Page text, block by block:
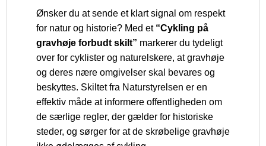
Ønsker du at sende et klart signal om respekt
for natur og historie? Med et “Cykling på
gravhøje forbudt skilt” markerer du tydeligt
over for cyklister og naturelskere, at gravhøje
og deres nære omgivelser skal bevares og
beskyttes. Skiltet fra Naturstyrelsen er en
effektiv måde at informere offentligheden om
de særlige regler, der gælder for historiske
steder, og sørger for at de skrøbelige gravhøje